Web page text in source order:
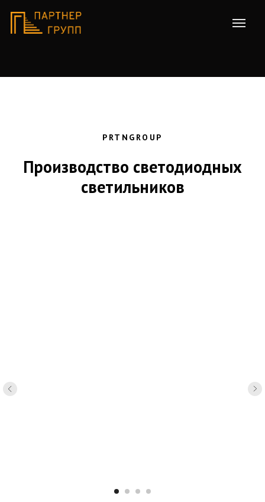
PRTNGROUP
Производство светодиодных
светильников